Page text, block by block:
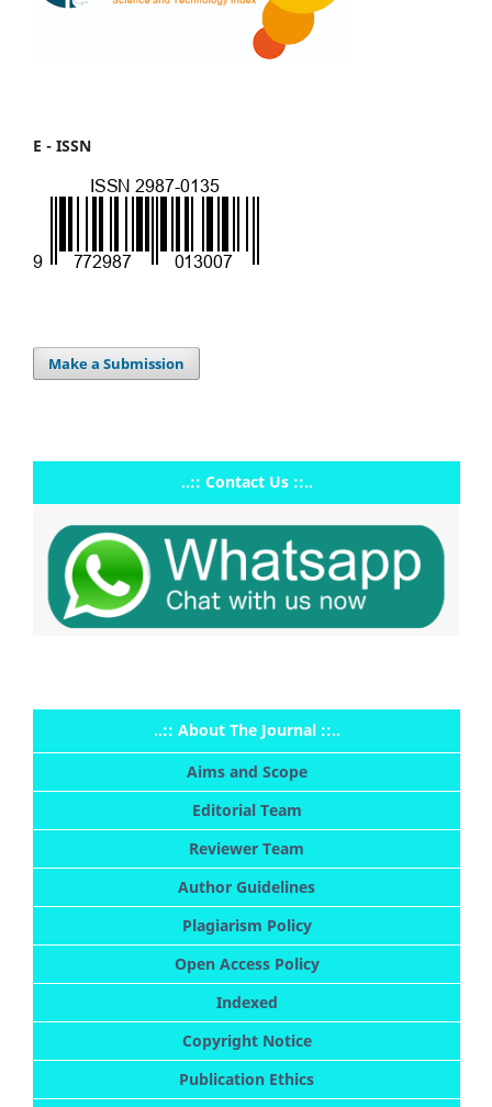
E - ISSN
Make a Submission
..:: Contact Us ::..
..:: About The Journal ::..
Aims and Scope
Editorial Team
Reviewer Team
Author Guidelines
Plagiarism Policy
Open Access Policy
Indexed
Copyright Notice
Publication Ethics